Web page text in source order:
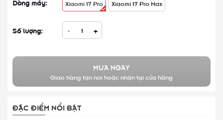
Dòng máy: Xiaomi 17 Pro Xiaomi 17 Pro Max
Số lượng: - +
MUA NGAY
Giao hàng tận nơi hoặc nhận tại cửa hàng
ĐẶC ĐIỂM NỔI BẬT